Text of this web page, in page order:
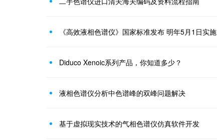
《高效液相色谱仪》国家标准发布 明年5月1日实施
Diduco Xenoic系列产品，你知道多少？
液相色谱仪分析中色谱峰的双峰问题解决
基于虚拟现实技术的气相色谱仪仿真软件开发